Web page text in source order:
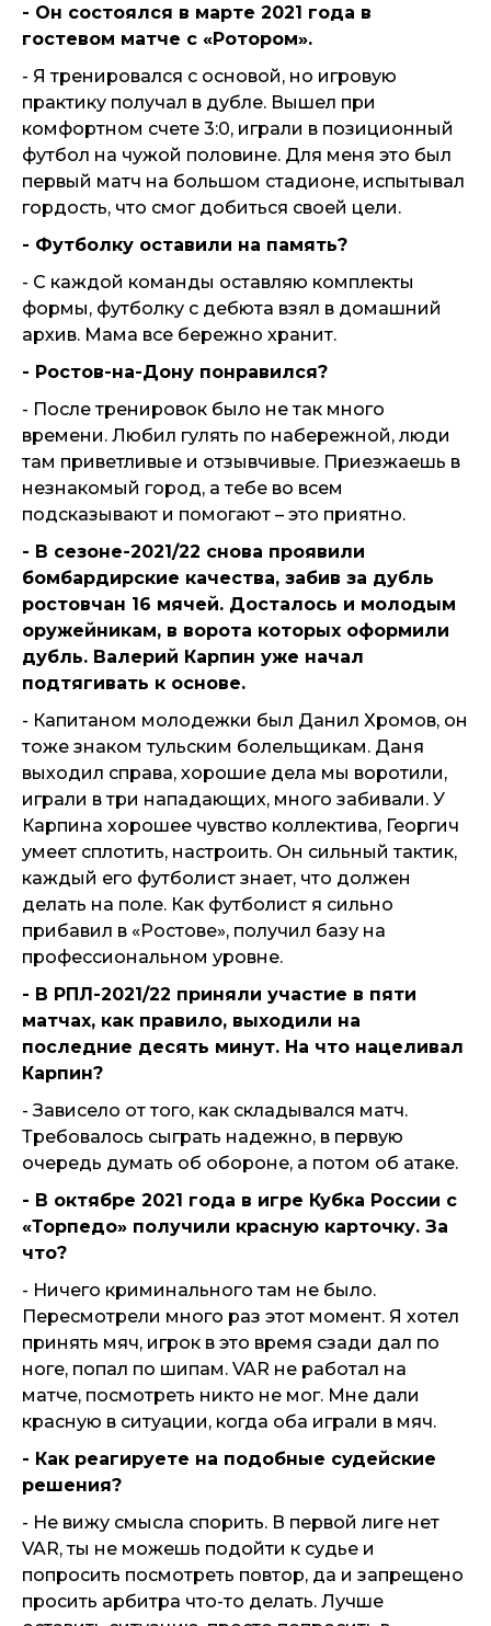
- Он состоялся в марте 2021 года в
гостевом матче с «Ротором».
- Я тренировался с основой, но игровую
практику получал в дубле. Вышел при
комфортном счете 3:0, играли в позиционный
футбол на чужой половине. Для меня это был
первый матч на большом стадионе, испытывал
гордость, что смог добиться своей цели.
- Футболку оставили на память?
- С каждой команды оставляю комплекты
формы, футболку с дебюта взял в домашний
архив. Мама все бережно хранит.
- Ростов-на-Дону понравился?
- После тренировок было не так много
времени. Любил гулять по набережной, люди
там приветливые и отзывчивые. Приезжаешь в
незнакомый город, а тебе во всем
подсказывают и помогают – это приятно.
- В сезоне-2021/22 снова проявили
бомбардирские качества, забив за дубль
ростовчан 16 мячей. Досталось и молодым
оружейникам, в ворота которых оформили
дубль. Валерий Карпин уже начал
подтягивать к основе.
- Капитаном молодежки был Данил Хромов, он
тоже знаком тульским болельщикам. Даня
выходил справа, хорошие дела мы воротили,
играли в три нападающих, много забивали. У
Карпина хорошее чувство коллектива, Георгич
умеет сплотить, настроить. Он сильный тактик,
каждый его футболист знает, что должен
делать на поле. Как футболист я сильно
прибавил в «Ростове», получил базу на
профессиональном уровне.
- В РПЛ-2021/22 приняли участие в пяти
матчах, как правило, выходили на
последние десять минут. На что нацеливал
Карпин?
- Зависело от того, как складывался матч.
Требовалось сыграть надежно, в первую
очередь думать об обороне, а потом об атаке.
- В октябре 2021 года в игре Кубка России с
«Торпедо» получили красную карточку. За
что?
- Ничего криминального там не было.
Пересмотрели много раз этот момент. Я хотел
принять мяч, игрок в это время сзади дал по
ноге, попал по шипам. VAR не работал на
матче, посмотреть никто не мог. Мне дали
красную в ситуации, когда оба играли в мяч.
- Как реагируете на подобные судейские
решения?
- Не вижу смысла спорить. В первой лиге нет
VAR, ты не можешь подойти к судье и
попросить посмотреть повтор, да и запрещено
просить арбитра что-то делать. Лучше